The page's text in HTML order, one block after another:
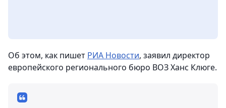
Об этом, как пишет РИА Новости, заявил директор
европейского регионального бюро ВОЗ Ханс Клюге.